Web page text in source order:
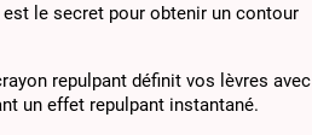
le secret pour obtenir un contour
repulpant définit vos lèvres avec
un effet repulpant instantané.